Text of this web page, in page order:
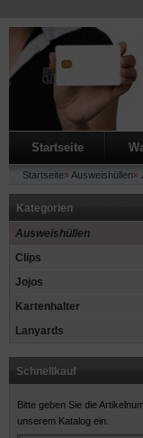
Startseite
Startseite»Ausweishüllen»
Kategorien
Ausweishüllen
Clips
Jojos
Kartenhalter
Lanyards
Schnellkauf
Bitte geben Sie die
unserem Katalog ein.